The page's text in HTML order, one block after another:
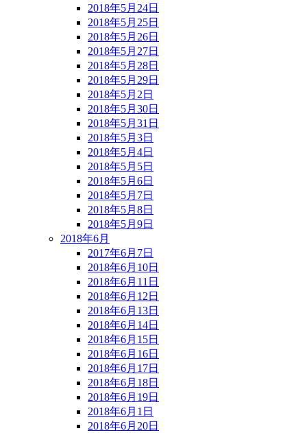
2018年5月24日
2018年5月25日
2018年5月26日
2018年5月27日
2018年5月28日
2018年5月29日
2018年5月2日
2018年5月30日
2018年5月31日
2018年5月3日
2018年5月4日
2018年5月5日
2018年5月6日
2018年5月7日
2018年5月8日
2018年5月9日
2018年6月
2017年6月7日
2018年6月10日
2018年6月11日
2018年6月12日
2018年6月13日
2018年6月14日
2018年6月15日
2018年6月16日
2018年6月17日
2018年6月18日
2018年6月19日
2018年6月1日
2018年6月20日